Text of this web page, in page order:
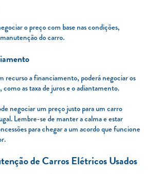
o preço com base nas condições,
do carro.
recurso a financiamento, poderá negociar os
as taxa de juros e o adiantamento.
negociar um preço justo para um carro
Lembre-se de manter a calma e estar
para chegar a um acordo que funcione
de Carros Elétricos Usados